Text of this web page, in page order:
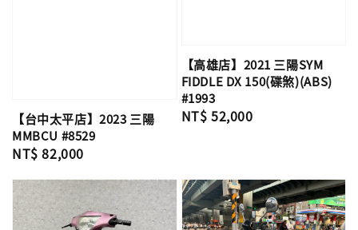
【台中太平店】2023 三陽
MMBCU #8529
Regular
NT$ 82,000
【高雄店】2021 三陽SYM
FIDDLE DX 150(碟煞)(ABS)
#1993
Regular
NT$ 52,000